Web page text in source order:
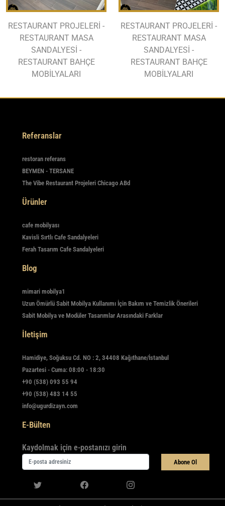
RESTAURANT PROJELERİ -
RESTAURANT MASA
SANDALYESİ -
RESTAURANT BAHÇE
MOBİLYALARI
RESTAURANT PROJELERİ -
RESTAURANT MASA
SANDALYESİ -
RESTAURANT BAHÇE
MOBİLYALARI
Referanslar
restoran referans
BEYMEN - TERSANE
The Vibe Restaurant Projeleri Chicago ABd
Ürünler
cafe mobilyası
Kavisli Sırtlı Cafe Sandalyeleri
Ferah Tasarım Cafe Sandalyeleri
Blog
mimari mobilya1
Uzun Ömürlü Sabit Mobilya Kullanımı İçin Bakım ve Temizlik Önerileri
Sabit Mobilya ve Modüler Tasarımlar Arasındaki Farklar
İletişim
Hamidiye, Soğuksu Cd. NO : 2, 34408 Kağıthane/İstanbul
Pazartesi - Cuma: 08:00 - 18:30
+90 (538) 093 55 94
+90 (538) 483 14 55
info@ugurdizayn.com
E-Bülten
Kaydolmak için e-postanızı girin
Abone Ol